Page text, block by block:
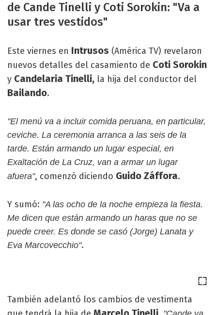
de Cande Tinelli y Coti Sorokin: "Va a
usar tres vestidos"
Este viernes en Intrusos (América TV) revelaron
nuevos detalles del casamiento de Coti Sorokin
y Candelaria Tinelli, la hija del conductor del
Bailando.
"El menú va a incluir comida peruana, en particular,
ceviche. La ceremonia arranca a las seis de la
tarde. Están armando un lugar especial, en
Exaltación de La Cruz, van a armar un lugar
afuera", comenzó diciendo Guido Záffora.
Y sumó: "A las ocho de la noche empieza la fiesta.
Me dicen que están armando un haras que no se
puede creer. Es donde se casó (Jorge) Lanata y
Eva Marcovecchio".
También adelantó los cambios de vestimenta